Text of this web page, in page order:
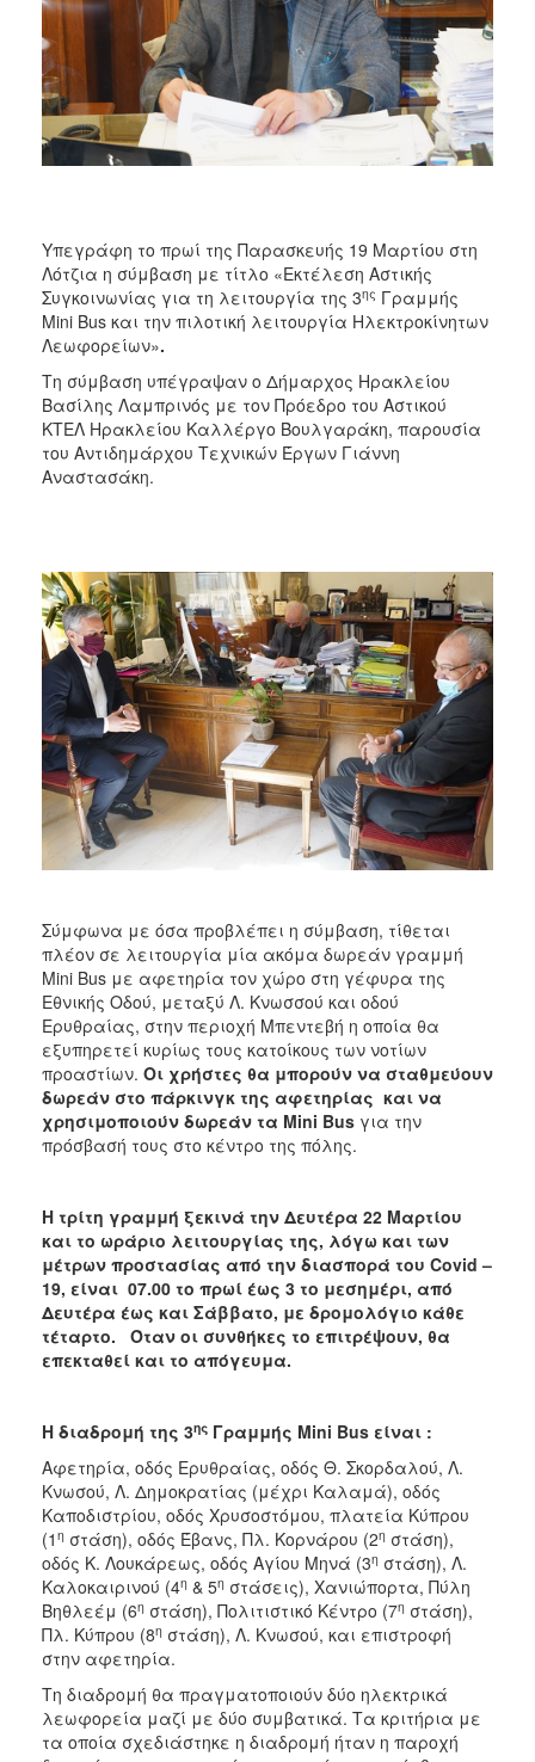
ΔΗΜΟΤΗΣ
ΕΠΙΣΚΕΠΤΗΣ
ΗΡΑΚΛΕΙΟ
Υπεγράφη το πρωί της Παρασκευής 19 Μαρτίου στη
Λότζια η σύμβαση με τίτλο «Εκτέλεση Αστικής
Συγκοινωνίας για τη λειτουργία της 3ης Γραμμής
Mini Bus και την πιλοτική λειτουργία Ηλεκτροκίνητων
Λεωφορείων».
Τη σύμβαση υπέγραψαν ο Δήμαρχος Ηρακλείου
Βασίλης Λαμπρινός με τον Πρόεδρο του Αστικού
ΚΤΕΛ Ηρακλείου Καλλέργο Βουλγαράκη, παρουσία
του Αντιδημάρχου Τεχνικών Έργων Γιάννη
Αναστασάκη.
Σύμφωνα με όσα προβλέπει η σύμβαση, τίθεται
πλέον σε λειτουργία μία ακόμα δωρεάν γραμμή
Mini Bus με αφετηρία τον χώρο στη γέφυρα της
Εθνικής Οδού, μεταξύ Λ. Κνωσσού και οδού
Ερυθραίας, στην περιοχή Μπεντεβή η οποία θα
εξυπηρετεί κυρίως τους κατοίκους των νοτίων
προαστίων. Οι χρήστες θα μπορούν να σταθμεύουν
δωρεάν στο πάρκινγκ της αφετηρίας και να
χρησιμοποιούν δωρεάν τα Mini Bus για την
πρόσβασή τους στο κέντρο της πόλης.
Η τρίτη γραμμή ξεκινά την Δευτέρα 22 Μαρτίου
και το ωράριο λειτουργίας της, λόγω και των
μέτρων προστασίας από την διασπορά του Covid –
19, είναι 07.00 το πρωί έως 3 το μεσημέρι, από
Δευτέρα έως και Σάββατο, με δρομολόγιο κάθε
τέταρτο. Όταν οι συνθήκες το επιτρέψουν, θα
επεκταθεί και το απόγευμα.
Η διαδρομή της 3ης Γραμμής Mini Bus είναι :
Αφετηρία, οδός Ερυθραίας, οδός Θ. Σκορδαλού, Λ.
Κνωσού, Λ. Δημοκρατίας (μέχρι Καλαμά), οδός
Καποδιστρίου, οδός Χρυσοστόμου, πλατεία Κύπρου
(1 η στάση), οδός Έβανς, Πλ. Κορνάρου (2η στάση),
οδός Κ. Λουκάρεως, οδός Αγίου Μηνά (3η στάση), Λ.
Καλοκαιρινού (4η & 5η στάσεις), Χανιώπορτα, Πύλη
Βηθλεέμ (6η στάση), Πολιτιστικό Κέντρο (7η στάση),
Πλ. Κύπρου (8η στάση), Λ. Κνωσού, και επιστροφή
στην αφετηρία.
Τη διαδρομή θα πραγματοποιούν δύο ηλεκτρικά
λεωφορεία μαζί με δύο συμβατικά. Τα κριτήρια με
τα οποία σχεδιάστηκε η διαδρομή ήταν η παροχή